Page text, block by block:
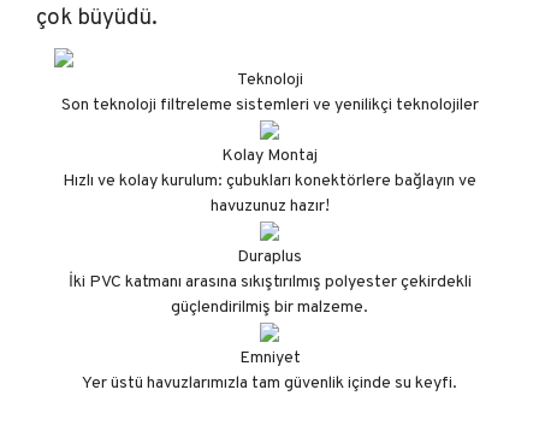
çok büyüdü.
Teknoloji
Son teknoloji filtreleme sistemleri ve yenilikçi teknolojiler
Kolay Montaj
Hızlı ve kolay kurulum: çubukları konektörlere bağlayın ve
havuzunuz hazır!
Duraplus
İki PVC katmanı arasına sıkıştırılmış polyester çekirdekli
güçlendirilmiş bir malzeme.
Emniyet
Yer üstü havuzlarımızla tam güvenlik içinde su keyfi.